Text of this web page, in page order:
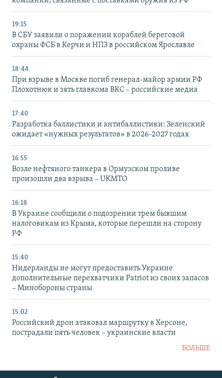
19:15
В СБУ заявили о поражении кораблей береговой
охраны ФСБ в Керчи и НПЗ в российском Ярославле
18:44
При взрыве в Москве погиб генерал-майор армии РФ
Плохотнюк и зять главкома ВКС – российские медиа
17:40
Разработка баллистики и антибаллистики: Зеленский
ожидает «нужных результатов» в 2026-2027 годах
16:55
Возле нефтяного танкера в Ормузском проливе
произошли два взрыва – UKMTO
16:18
В Украине сообщили о подозрении трем бывшим
налоговикам из Крыма, которые перешли на сторону
РФ
15:40
Нидерланды не могут предоставить Украине
дополнительные перехватчики Patriot из своих запасов
– Минобороны страны
15:02
Российский дрон атаковал маршрутку в Херсоне,
пострадали пять человек – украинские власти
БОЛЬШЕ